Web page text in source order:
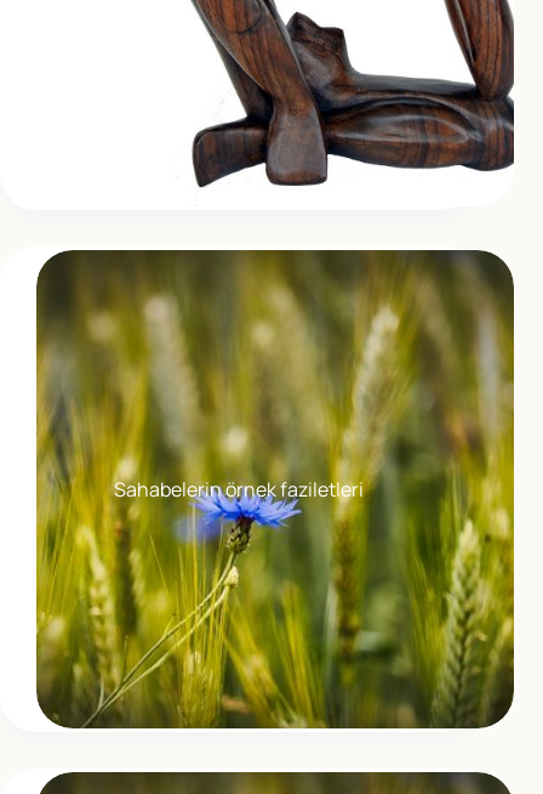
Sahabelerin örnek faziletleri